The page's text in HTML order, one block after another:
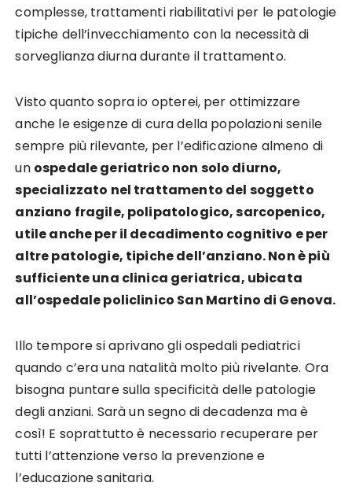
complesse, trattamenti riabilitativi per le patologie
tipiche dell’invecchiamento con la necessità di
sorveglianza diurna durante il trattamento.
Visto quanto sopra io opterei, per ottimizzare
anche le esigenze di cura della popolazioni senile
sempre più rilevante, per l’edificazione almeno di
un ospedale geriatrico non solo diurno,
specializzato nel trattamento del soggetto
anziano fragile, polipatologico, sarcopenico,
utile anche per il decadimento cognitivo e per
altre patologie, tipiche dell’anziano. Non è più
sufficiente una clinica geriatrica, ubicata
all’ospedale policlinico San Martino di Genova.
Illo tempore si aprivano gli ospedali pediatrici
quando c’era una natalità molto più rivelante. Ora
bisogna puntare sulla specificità delle patologie
degli anziani. Sarà un segno di decadenza ma è
così! E soprattutto è necessario recuperare per
tutti l’attenzione verso la prevenzione e
l’educazione sanitaria.